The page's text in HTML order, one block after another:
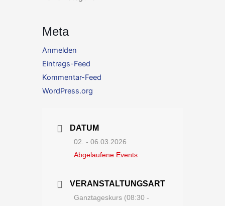
Meta
Anmelden
Eintrags-Feed
Kommentar-Feed
WordPress.org
DATUM
02. - 06.03.2026
Abgelaufene Events
VERANSTALTUNGSART
Ganztageskurs (08:30 -